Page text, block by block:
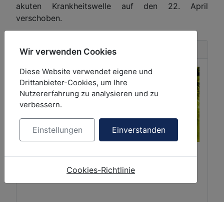
akuten Krankheitswelle auf den 22. April
verschoben.
Partner
Wir verwenden Cookies
Diese Website verwendet eigene und
Drittanbieter-Cookies, um Ihre
Nutzererfahrung zu analysieren und zu
verbessern.
Einstellungen Einverstanden
Cookies-Richtlinie